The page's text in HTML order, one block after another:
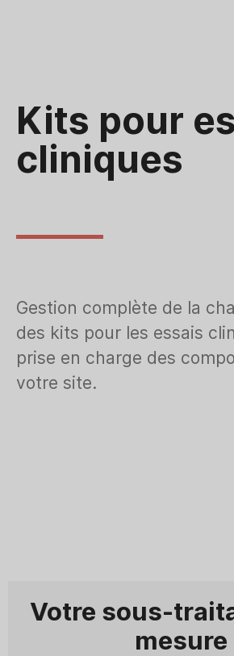
Kits pour
cliniques
Gestion complète de la
des kits pour les essais
prise en charge des
votre site.
Votre sous-
mesure